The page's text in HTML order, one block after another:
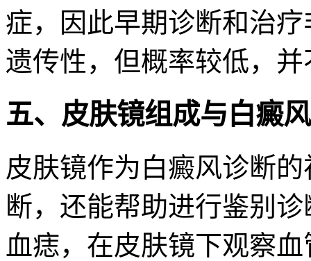
症，因此早期诊断和治
遗传性，但概率较低，
五、皮肤镜组成与白癜
皮肤镜作为白癜风诊断
断，还能帮助进行鉴别
血痣，在皮肤镜下观察